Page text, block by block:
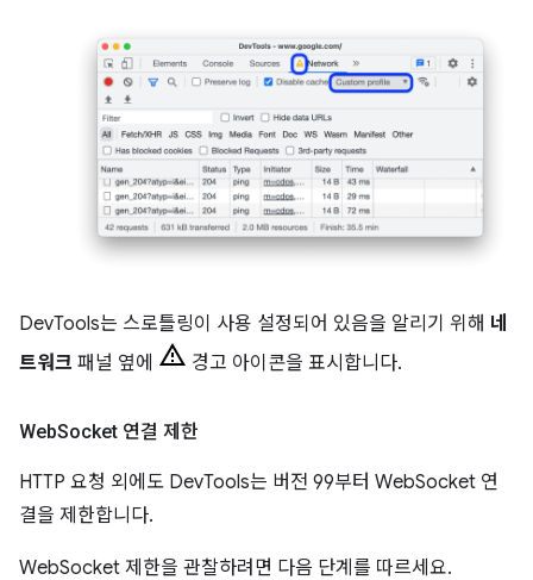
DevTools는 스로틀링이 사용 설정되어 있음을 알리기 위해 네
트워크 패널 옆에 경고 아이콘을 표시합니다.
WebSocket 연결 제한
HTTP 요청 외에도 DevTools는 버전 99부터 WebSocket 연
결을 제한합니다.
WebSocket 제한을 관찰하려면 다음 단계를 따르세요.